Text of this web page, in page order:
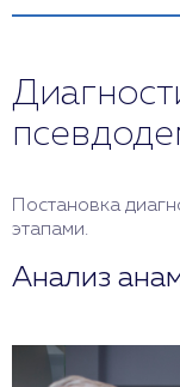
Постановка
этапами.
Анализ